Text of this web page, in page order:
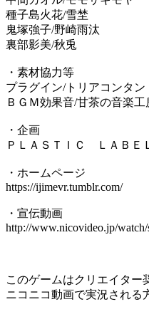
種子島火花/雪埜
鬼塚強子/野崎雨汰
裏部影美/秋兎
・素材協力等
プラグイン/トリアコンタン
ＢＧＭ効果音/甘茶の音楽
・企画
ＰＬＡＳＴＩＣ ＬＡＢＥ
・ホームページ
https://ijimevr.tumblr.com/
・宣伝動画
http://www.nicovideo.jp/watch/
このゲームはクリエイター
ニコニコ動画で実況される